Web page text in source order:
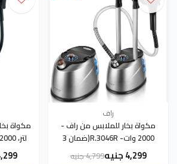
راف
مكواة بخار للملابس من راف -
2000 وات- R.3046R(ضمان 3
سنوات) 4,299 جنيه 4,799 جنيه 4,299